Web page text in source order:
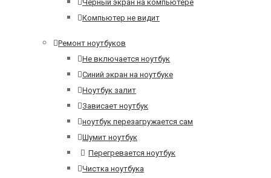
Черный экран на компьютере
Компьютер не видит
Ремонт ноутбуков
Не включается ноутбук
Синий экран на ноутбуке
Ноутбук залит
Зависает ноутбук
ноутбук перезагружается сам
Шумит ноутбук
Перегревается ноутбук
Чистка ноутбука